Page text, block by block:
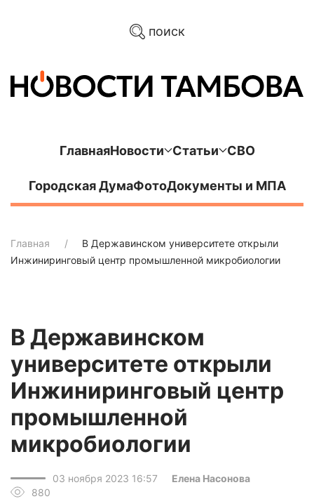
поиск
ГлавнаяНовости Статьи СВО
Городская ДумаФотоДокументы и МПА
Главная
В Державинском университете открыли
Инжиниринговый центр промышленной микробиологии
В Державинском
университете открыли
Инжиниринговый центр
промышленной
микробиологии
03 ноября 2023 16:57
Елена Насонова
880